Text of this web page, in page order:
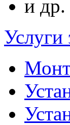
и др.
Услуги